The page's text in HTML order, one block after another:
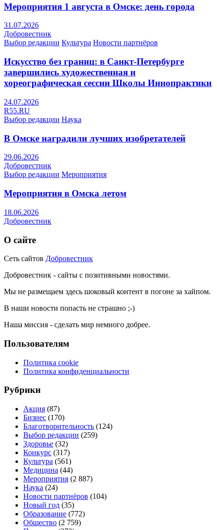
Мероприятия 1 августа в Омске: день города
31.07.2026
Добровестник
Выбор редакции Культура Новости партнёров
Искусство без границ: в Санкт-Петербурге
завершились художественная и
хореографическая сессии Школы Иннопрактики
24.07.2026
R55.RU
Выбор редакции Наука
В Омске наградили лучших изобретателей
29.06.2026
Добровестник
Выбор редакции Мероприятия
Мероприятия в Омска летом
18.06.2026
Добровестник
О сайте
Сеть сайтов Добровестник
Добровестник - сайты с позитивными новостями.
Мы не размещаем здесь шоковый контент в погоне за хайпом.
В наши новости попасть не страшно ;-)
Наша миссия - сделать мир немного добрее.
Пользователям
Политика cookie
Политика конфиденциальности
Рубрики
Акция (87)
Бизнес (170)
Благотворительность (124)
Выбор редакции (259)
Здоровье (32)
Конкурс (317)
Культура (561)
Медицина (44)
Мероприятия (2 887)
Наука (24)
Новости партнёров (104)
Новый год (35)
Образование (772)
Общество (2 759)